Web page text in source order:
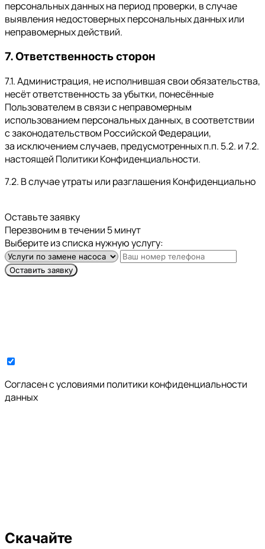
персональных данных на период проверки, в случае
выявления недостоверных персональных данных или
неправомерных действий.
7. Ответственность сторон
7.1. Администрация, не исполнившая свои обязательства,
несёт ответственность за убытки, понесённые
Пользователем в связи с неправомерным
использованием персональных данных, в соответствии
с законодательством Российской Федерации,
за исключением случаев, предусмотренных п.п. 5.2. и 7.2.
настоящей Политики Конфиденциальности.
7.2. В случае утраты или разглашения Конфиденциально
Оставьте заявку
Перезвоним в течении 5 минут
Выберите из списка нужную услугу:
Оставить заявку
Cогласен с условиями политики конфиденциальности
данных
Скачайте